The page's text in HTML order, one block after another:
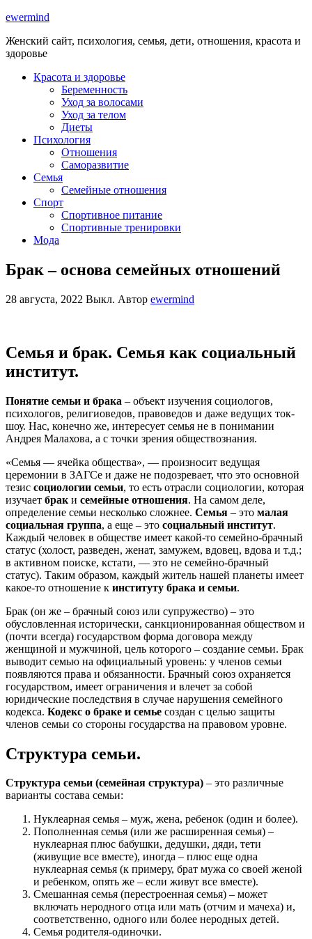
ewermind
Женский сайт, психология, семья, дети, отношения, красота и
здоровье
Красота и здоровье
Беременность
Уход за волосами
Уход за телом
Диеты
Психология
Отношения
Саморазвитие
Семья
Семейные отношения
Спорт
Спортивное питание
Спортивные тренировки
Мода
Брак – основа семейных отношений
28 августа, 2022 Выкл. Автор ewermind
Семья и брак. Семья как социальный
институт.
Понятие семьи и брака – объект изучения социологов,
психологов, религиоведов, правоведов и даже ведущих ток-
шоу. Нас, конечно же, интересует семья не в понимании
Андрея Малахова, а с точки зрения обществознания.
«Семья — ячейка общества», — произносит ведущая
церемонии в ЗАГСе и даже не подозревает, что это основной
тезис социологии семьи, то есть отрасли социологии, которая
изучает брак и семейные отношения. На самом деле,
определение семьи несколько сложнее. Семья – это малая
социальная группа, а еще – это социальный институт.
Каждый человек в обществе имеет какой-то семейно-брачный
статус (холост, разведен, женат, замужем, вдовец, вдова и т.д.;
в активном поиске, кстати, — это не семейно-брачный
статус). Таким образом, каждый житель нашей планеты имеет
какое-то отношение к институту брака и семьи.
Брак (он же – брачный союз или супружество) – это
обусловленная исторически, санкционированная обществом и
(почти всегда) государством форма договора между
женщиной и мужчиной, цель которого – создание семьи. Брак
выводит семью на официальный уровень: у членов семьи
появляются права и обязанности. Брачный союз охраняется
государством, имеет ограничения и влечет за собой
юридические последствия в случае нарушения семейного
кодекса. Кодекс о браке и семье создан с целью защиты
членов семьи со стороны государства на правовом уровне.
Структура семьи.
Структура семьи (семейная структура) – это различные
варианты состава семьи:
Нуклеарная семья – муж, жена, ребенок (один и более).
Пополненная семья (или же расширенная семья) –
нуклеарная плюс бабушки, дедушки, дяди, тети
(живущие все вместе), иногда – плюс еще одна
нуклеарная семья (к примеру, брат мужа со своей женой
и ребенком, опять же – если живут все вместе).
Смешанная семья (перестроенная семья) – может
включать неродного отца или мать (отчим и мачеха) и,
соответственно, одного или более неродных детей.
Семья родителя-одиночки.